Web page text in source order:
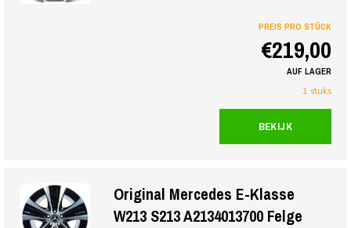
PREIS PRO STÜCK
€219,00
AUF LAGER
1 stuks
BEKIJK
Original Mercedes E-Klasse
W213 S213 A2134013700 Felge